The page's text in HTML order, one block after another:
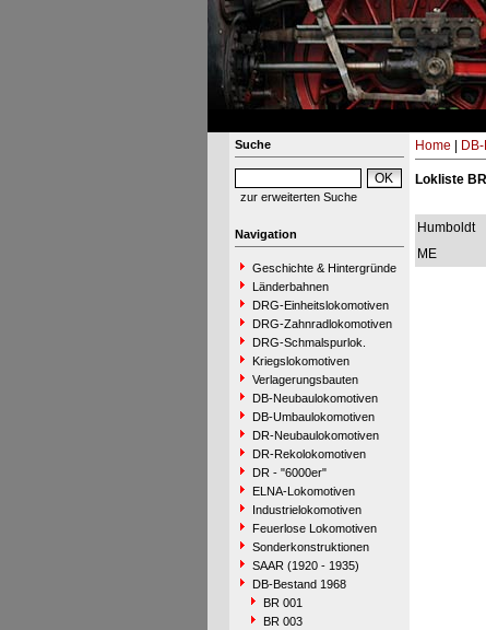
Suche
zur erweiterten Suche
Navigation
Geschichte & Hintergründe
Länderbahnen
DRG-Einheitslokomotiven
DRG-Zahnradlokomotiven
DRG-Schmalspurlok.
Kriegslokomotiven
Verlagerungsbauten
DB-Neubaulokomotiven
DB-Umbaulokomotiven
DR-Neubaulokomotiven
DR-Rekolokomotiven
DR - "6000er"
ELNA-Lokomotiven
Industrielokomotiven
Feuerlose Lokomotiven
Sonderkonstruktionen
SAAR (1920 - 1935)
DB-Bestand 1968
BR 001
BR 003
Home
Lokliste
Humboldt
ME